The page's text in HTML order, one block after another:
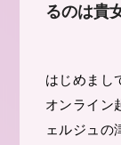
るのは貴
はじめまし
オンライン
ェルジュの